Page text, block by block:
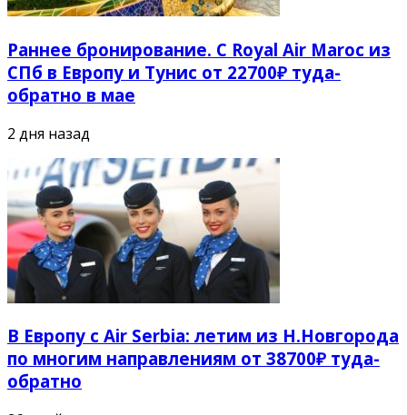
Раннее бронирование. С Royal Air Maroc из
СПб в Европу и Тунис от 22700₽ туда-
обратно в мае
2 дня назад
В Европу с Air Serbia: летим из Н.Новгорода
по многим направлениям от 38700₽ туда-
обратно